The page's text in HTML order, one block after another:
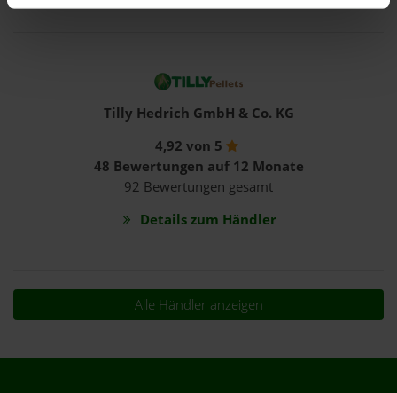
Tilly Hedrich GmbH & Co. KG
4,92 von 5
48 Bewertungen auf 12 Monate
92 Bewertungen gesamt
Details zum Händler
Alle Händler anzeigen